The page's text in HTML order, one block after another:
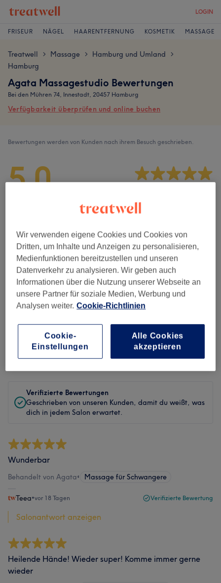
LOGIN
FRISEUR NÄGEL HAARENTFERNUNG KOSMETIK MASSAGE
Treatwell > Massage > Hamburg und Umland >
Hamburg
Agata Massagestudio Bewertungen
Bei den Mühren 74, Innestadt, 20457 Hamburg
Verfügbarkeit überprüfen und online buchen
Bewertungen werden von Kunden nach ihrem Besuch geschrieben.
5,0
Sauberkeit
Service
Bewertungen filtern
Behandlung Alle Bewertungen
Bewertung Nach Sternen filtern
Verifizierte Bewertungen
Geschrieben von unseren Kunden, damit du weißt, was
dich in jedem Salon erwartet.
Wunderbar
Behandelt von Agata• Massage für Schwangere
Teea•vor 18 Tagen Verifizierte Bewertung
Salonantwort anzeigen
Heilende Hände! Wieder super! Komme immer gerne
wieder
Wir verwenden eigene Cookies und Cookies von
Dritten, um Inhalte und Anzeigen zu personalisieren,
Medienfunktionen bereitzustellen und unseren
Datenverkehr zu analysieren. Wir geben auch
Informationen über die Nutzung unserer Webseite an
unsere Partner für soziale Medien, Werbung und
Analysen weiter. Cookie-Richtlinien
Cookie-
Einstellungen
Alle Cookies
akzeptieren